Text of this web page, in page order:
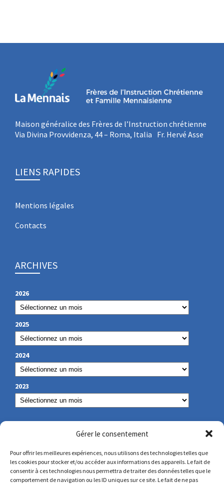
Gérer le consentement
Pour offrir les meilleures expériences, nous utilisons des technologies telles que
les cookies pour stocker et/ou accéder aux informations des appareils. Le fait de
consentir à ces technologies nous permettra de traiter des données telles que le
comportement de navigation ou les ID uniques sur ce site. Le fait de ne pas
Maison généralice des Frères de l’Instruction chrétienne
Via Divina Provvidenza, 44 – Roma, Italia Fr. Hervé Asse
LIENS RAPIDES
Mentions légales
Contacts
ARCHIVES
2026
2025
2024
2023
NOS COORDONNÉES
secretariat@lamennais.org